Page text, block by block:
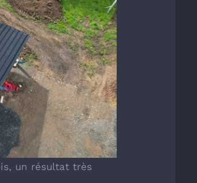
un résultat très